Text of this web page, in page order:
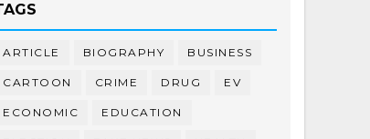
ARTICLE BIOGRAPHY BUSINESS
CARTOON CRIME DRUG EV
ECONOMIC EDUCATION